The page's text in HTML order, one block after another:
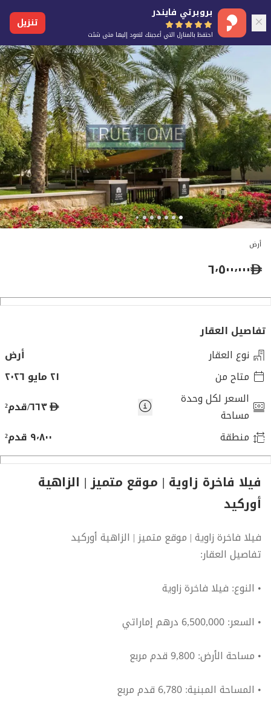
بروبرتي فايندر
احتفظ بالمنازل التي أعجبتك لتعود إليها متى شئت
تنزيل
أرض
٦٬٥٠٠٬٠٠٠
تفاصيل العقار
نوع العقار
أرض
متاح من
٢١ مايو ٢٠٢٦
السعر لكل وحدة
مساحة
د
ه
م
٦٦٣/قدم²
منطقة
٩٬٨٠٠ قدم²
فيلا فاخرة زاوية | موقع متميز | الزاهية
أوركيد
فيلا فاخرة زاوية | موقع متميز | الزاهية أوركيد
تفاصيل العقار:
• النوع: فيلا فاخرة زاوية
• السعر: 6,500,000 درهم إماراتي
• مساحة الأرض: 9,800 قدم مربع
• المساحة المبنية: 6,780 قدم مربع